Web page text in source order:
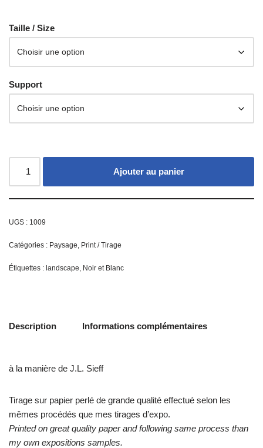
Taille / Size
Support
Ajouter au panier
UGS : 1009
Catégories : Paysage, Print / Tirage
Étiquettes : landscape, Noir et Blanc
Description Informations complémentaires
à la manière de J.L. Sieff
Tirage sur papier perlé de grande qualité effectué selon les
mêmes procédés que mes tirages d’expo.
Printed on great quality paper and following same process than
my own expositions samples.